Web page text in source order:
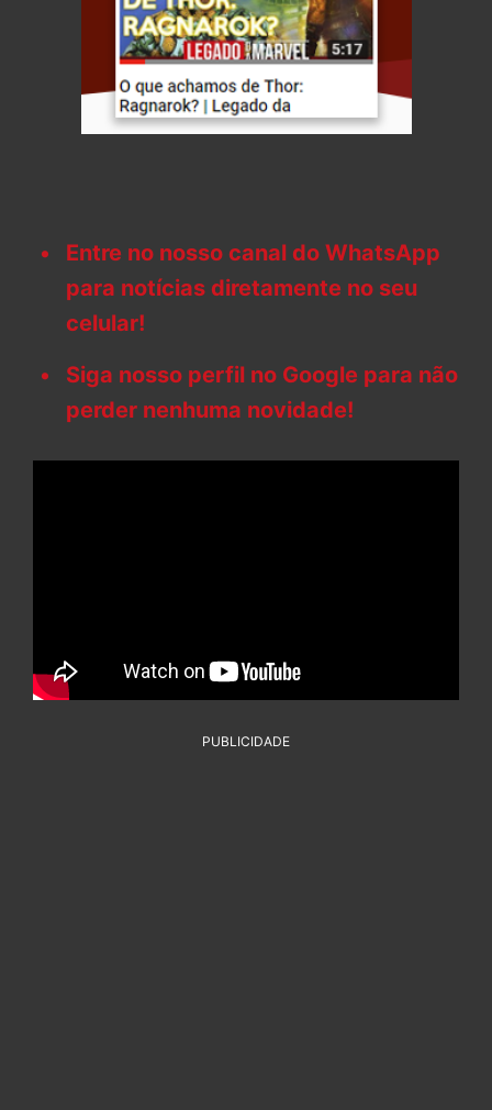
Entre no nosso canal do WhatsApp
para notícias diretamente no seu
celular!
Siga nosso perfil no Google para não
perder nenhuma novidade!
PUBLICIDADE